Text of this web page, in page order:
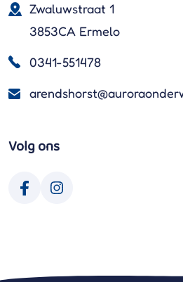
Zwaluwstraat 1
3853CA Ermelo
0341-551478
Volg ons